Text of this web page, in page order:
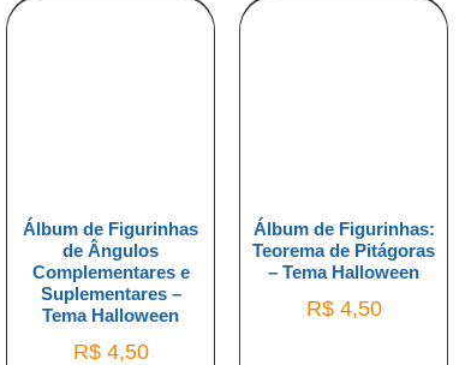
Álbum de Figurinhas
de Ângulos
Complementares e
Suplementares –
Tema Halloween
R$4,50
Álbum de Figurinhas:
Teorema de Pitágoras
– Tema Halloween
R$4,50